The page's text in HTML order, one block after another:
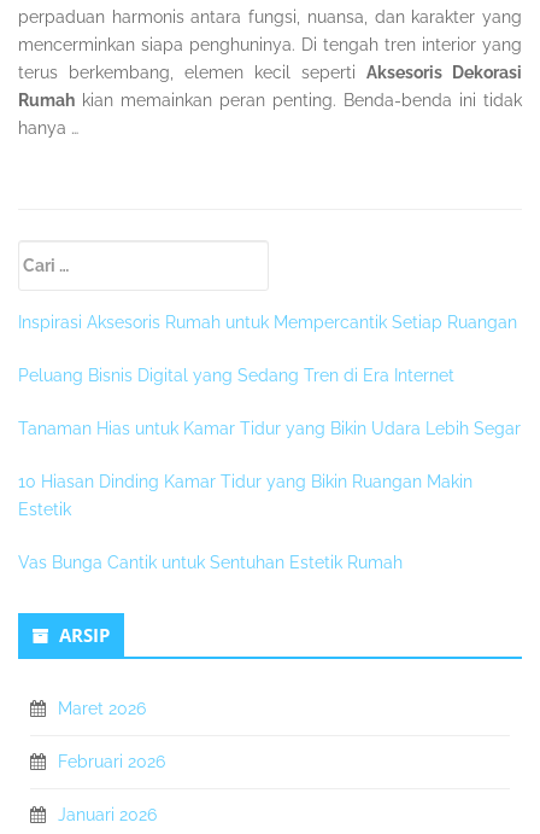
perpaduan harmonis antara fungsi, nuansa, dan karakter yang
mencerminkan siapa penghuninya. Di tengah tren interior yang
terus berkembang, elemen kecil seperti Aksesoris Dekorasi
Rumah kian memainkan peran penting. Benda-benda ini tidak
hanya …
Kedua
Inspirasi Aksesoris Rumah untuk Mempercantik Setiap Ruangan
Peluang Bisnis Digital yang Sedang Tren di Era Internet
Tanaman Hias untuk Kamar Tidur yang Bikin Udara Lebih Segar
10 Hiasan Dinding Kamar Tidur yang Bikin Ruangan Makin
Estetik
Vas Bunga Cantik untuk Sentuhan Estetik Rumah
ARSIP
Maret 2026
Februari 2026
Januari 2026